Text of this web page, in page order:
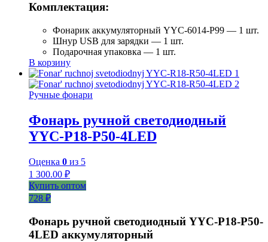
Комплектация:
Фонарик аккумуляторный YYC-6014-P99 — 1 шт.
Шнур USB для зарядки — 1 шт.
Подарочная упаковка — 1 шт.
В корзину
Ручные фонари
Фонарь ручной светодиодный
YYC-P18-P50-4LED
Оценка 0 из 5
1 300.00 ₽
Купить оптом
728 ₽
Фонарь ручной светодиодный YYC-Р18-Р50-
4LED аккумуляторный